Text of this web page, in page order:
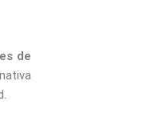
de